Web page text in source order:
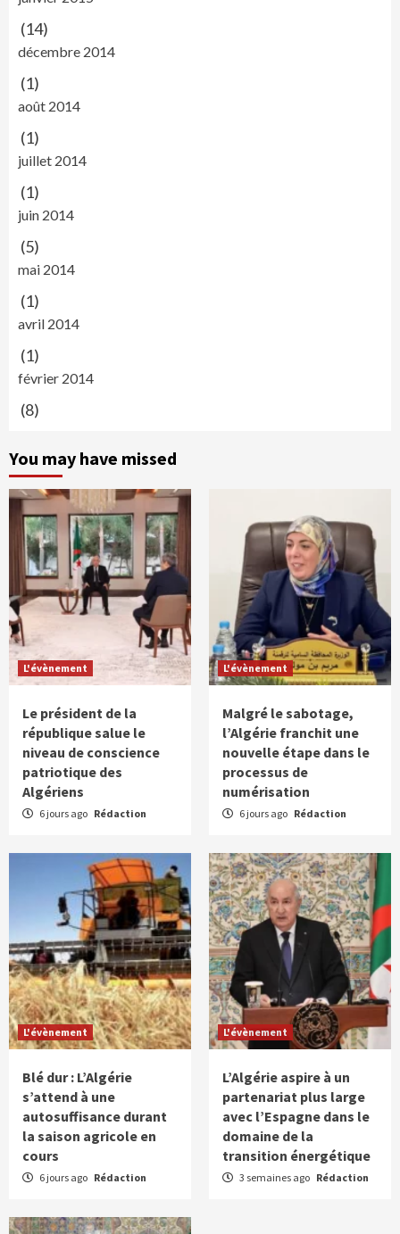
(14)
décembre 2014
(1)
août 2014
(1)
juillet 2014
(1)
juin 2014
(5)
mai 2014
(1)
avril 2014
(1)
février 2014
(8)
You may have missed
L'évènement
Le président de la
république salue le
niveau de conscience
patriotique des
Algériens
6 jours ago Rédaction
L'évènement
Malgré le sabotage,
l’Algérie franchit une
nouvelle étape dans le
processus de
numérisation
6 jours ago Rédaction
L'évènement
Blé dur : L’Algérie
s’attend à une
autosuffisance durant
la saison agricole en
cours
6 jours ago Rédaction
L'évènement
L’Algérie aspire à un
partenariat plus large
avec l’Espagne dans le
domaine de la
transition énergétique
3 semaines ago Rédaction